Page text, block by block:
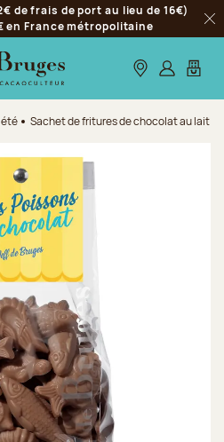
de frais de port au lieu de 16€)
en France métropolitaine
Nos boutiques
S’identifier
Mon
Sachet de fritures de chocolat au lait